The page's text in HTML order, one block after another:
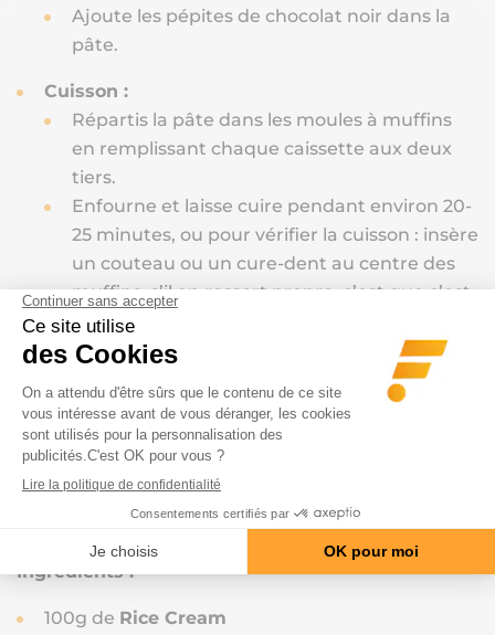
Ajoute les pépites de chocolat noir dans la
pâte.
Cuisson :
Répartis la pâte dans les moules à muffins
en remplissant chaque caissette aux deux
tiers.
Enfourne et laisse cuire pendant environ 20-
25 minutes, ou pour vérifier la cuisson : insère
un couteau ou un cure-dent au centre des
muffins, s’il en ressort propre, c’est que c’est
cuit.
Laisse refroidir complètement sur une grille.
Dégustation: il ne te reste plus qu’à déguster !
3. Barres énergétiques à base de Rice
Cream et fruits secs
Ingrédients :
100g de Rice Cream